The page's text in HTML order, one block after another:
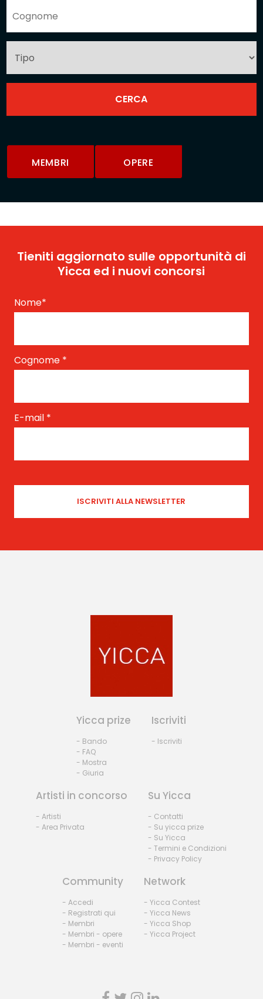
MEMBRI OPERE
Tieniti aggiornato sulle opportunità di
Yicca ed i nuovi concorsi
Nome*
Cognome *
E-mail *
Yicca prize
- Bando
- FAQ
- Mostra
- Giuria
Iscriviti
- Iscriviti
Artisti in concorso
- Artisti
- Area Privata
Su Yicca
- Contatti
- Su yicca prize
- Su Yicca
- Termini e Condizioni
- Privacy Policy
Community
- Accedi
- Registrati qui
- Membri
- Membri - opere
- Membri - eventi
Network
- Yicca Contest
- Yicca News
- Yicca Shop
- Yicca Project